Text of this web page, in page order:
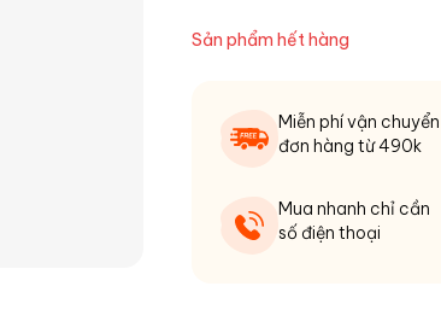
Sản phẩm hết hàng
Miễn phí vận chuyển
đơn hàng từ 490k
Mua nhanh chỉ cần
số điện thoại